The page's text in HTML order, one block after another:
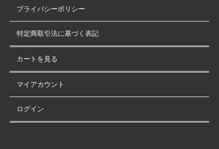
プライバシーポリシー
特定商取引法に基づく表記
カートを見る
マイアカウント
ログイン